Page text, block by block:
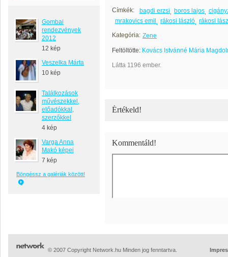
Gombai
rendezvények
2012
12 kép
Veszelka Márta
10 kép
Találkozások
művészekkel,
előadókkal,
szerzőkkel
4 kép
Varga Anna
Makó képei
7 kép
Böngéssz a galériák között!
Címkék: bagdi erzsi boros lajos
mrakovics emil
rákosi lászló rákosi
Kategória: Zene
Feltöltötte: Kovács Istvánné Mária
Látta 1196 ember.
Értékeld!
Kommentáld!
© 2007 Copyright Network.hu Minden jog fenntartva.